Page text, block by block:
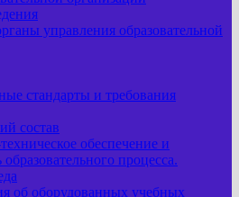
управления образовательной
стандарты и требования
состав
обеспечение и
процесса.
об оборудованных учебных